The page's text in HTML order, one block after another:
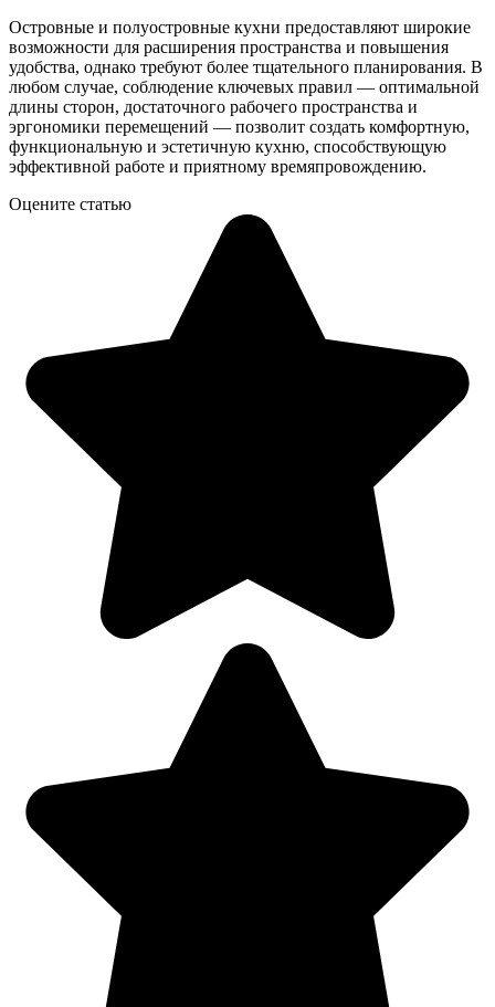
Островные и полуостровные кухни предоставляют широкие
возможности для расширения пространства и повышения
удобства, однако требуют более тщательного планирования. В
любом случае, соблюдение ключевых правил — оптимальной
длины сторон, достаточного рабочего пространства и
эргономики перемещений — позволит создать комфортную,
функциональную и эстетичную кухню, способствующую
эффективной работе и приятному времяпровождению.
Оцените статью